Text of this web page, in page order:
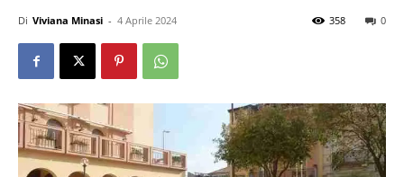
Di Viviana Minasi - 4 Aprile 2024 0
358